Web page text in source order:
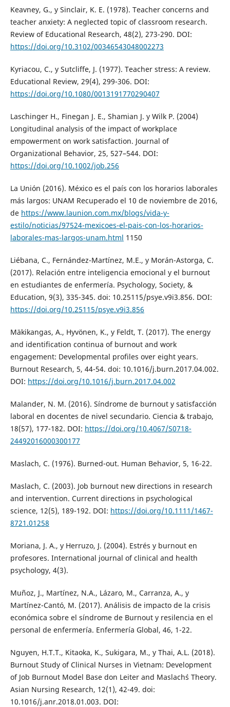
Keavney, G., y Sinclair, K. E. (1978). Teacher concerns and
teacher anxiety: A neglected topic of classroom research.
Review of Educational Research, 48(2), 273-290. DOI:
https://doi.org/10.3102/00346543048002273
Kyriacou, C., y Sutcliffe, J. (1977). Teacher stress: A review.
Educational Review, 29(4), 299-306. DOI:
https://doi.org/10.1080/0013191770290407
Laschinger H., Finegan J. E., Shamian J. y Wilk P. (2004)
Longitudinal analysis of the impact of workplace
empowerment on work satisfaction. Journal of
Organizational Behavior, 25, 527–544. DOI:
https://doi.org/10.1002/job.256
La Unión (2016). México es el país con los horarios laborales
más largos: UNAM Recuperado el 10 de noviembre de 2016,
de https://www.launion.com.mx/blogs/vida-y-
estilo/noticias/97524-mexicoes-el-pais-con-los-horarios-
laborales-mas-largos-unam.html 1150
Liébana, C., Fernández-Martínez, M.E., y Morán-Astorga, C.
(2017). Relación entre inteligencia emocional y el burnout
en estudiantes de enfermería. Psychology, Society, &
Education, 9(3), 335-345. doi: 10.25115/psye.v9i3.856. DOI:
https://doi.org/10.25115/psye.v9i3.856
Mäkikangas, A., Hyvönen, K., y Feldt, T. (2017). The energy
and identification continua of burnout and work
engagement: Developmental profiles over eight years.
Burnout Research, 5, 44-54. doi: 10.1016/j.burn.2017.04.002.
DOI: https://doi.org/10.1016/j.burn.2017.04.002
Malander, N. M. (2016). Síndrome de burnout y satisfacción
laboral en docentes de nivel secundario. Ciencia & trabajo,
18(57), 177-182. DOI: https://doi.org/10.4067/S0718-
24492016000300177
Maslach, C. (1976). Burned-out. Human Behavior, 5, 16-22.
Maslach, C. (2003). Job burnout new directions in research
and intervention. Current directions in psychological
science, 12(5), 189-192. DOI: https://doi.org/10.1111/1467-
8721.01258
Moriana, J. A., y Herruzo, J. (2004). Estrés y burnout en
profesores. International journal of clinical and health
psychology, 4(3).
Muñoz, J., Martínez, N.A., Lázaro, M., Carranza, A., y
Martínez-Cantó, M. (2017). Análisis de impacto de la crisis
económica sobre el síndrome de Burnout y resilencia en el
personal de enfermería. Enfermería Global, 46, 1-22.
Nguyen, H.T.T., Kitaoka, K., Sukigara, M., y Thai, A.L. (2018).
Burnout Study of Clinical Nurses in Vietnam: Development
of Job Burnout Model Base don Leiter and Maslach´s Theory.
Asian Nursing Research, 12(1), 42-49. doi:
10.1016/j.anr.2018.01.003. DOI: